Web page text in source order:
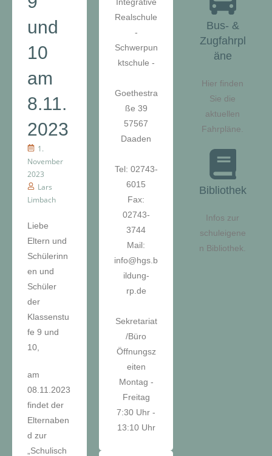
Realschule
-
Schwerpun
ktschule -
Goethestra
ße 39
57567
Daaden
Tel: 02743-
6015
Fax:
02743-
3744
Mail:
info@hgs.b
ildung-
rp.de
Sekretariat
/Büro
Öffnungsz
eiten
Montag -
Freitag
7:30 Uhr -
13:10 Uhr
und
10
am
8.11.
2023
1.
November
2023
Lars
Limbach
Liebe
Eltern und
Schülerinn
en und
Schüler
der
Klassenstu
fe 9 und
10,
am
08.11.2023
findet der
Elternaben
d zur
„Schulisch
Bus- &
Zugfahrpl
äne
Hier finden
Sie die
aktuellen
Fahrpläne.
Bibliothek
Infos zur
schuleigene
n Bibliothek.